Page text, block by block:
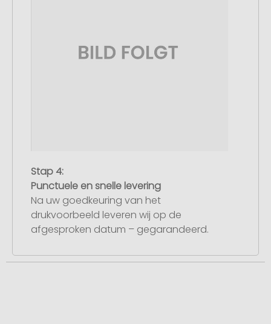
Stap 4:
Punctuele en snelle levering
Na uw goedkeuring van het
drukvoorbeeld leveren wij op de
afgesproken datum – gegarandeerd.